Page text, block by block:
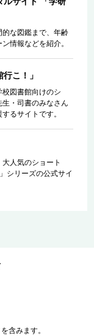
な図鑑まで、年齢
情報などを紹介。
こ！」
図書館向けのシ
・司書のみなさん
るサイトです。
人気のショート
シリーズの公式サイ
含みます。